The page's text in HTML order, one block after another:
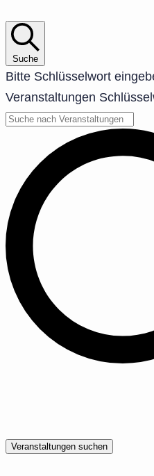
Suche
Bitte Schlüsselwort
Veranstaltungen
Veranstaltungen suchen